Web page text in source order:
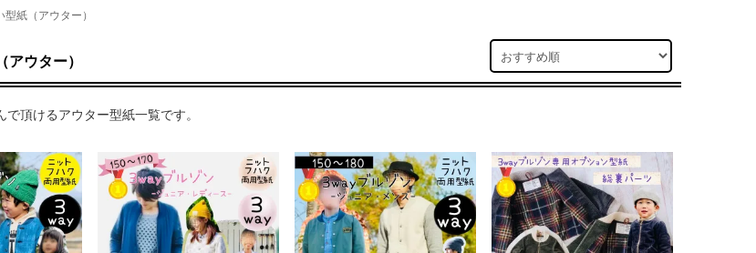
型紙（アウター）
アウター）
頂けるアウター型紙一覧です。